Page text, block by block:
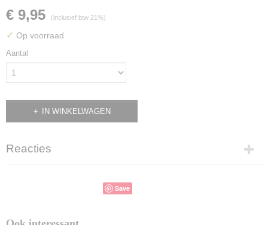
€ 9,95 (inclusief btw 21%)
✓ Op voorraad
Aantal
IN WINKELWAGEN
Reacties
Save